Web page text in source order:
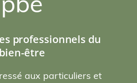
professionnels du
bien-être
aux particuliers et